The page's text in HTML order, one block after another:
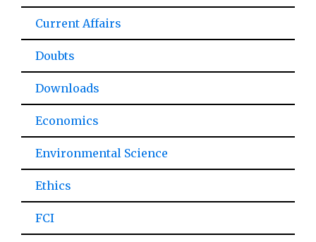
Current Affairs
Doubts
Downloads
Economics
Environmental Science
Ethics
FCI